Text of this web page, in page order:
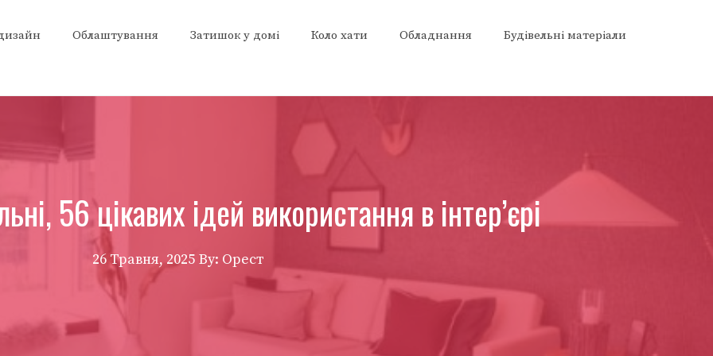
Облаштування Затишок у домі Коло хати Обладнання Будівельні матеріали
56 цікавих ідей використання в інтер’єрі
26 Травня, 2025 By: Орест